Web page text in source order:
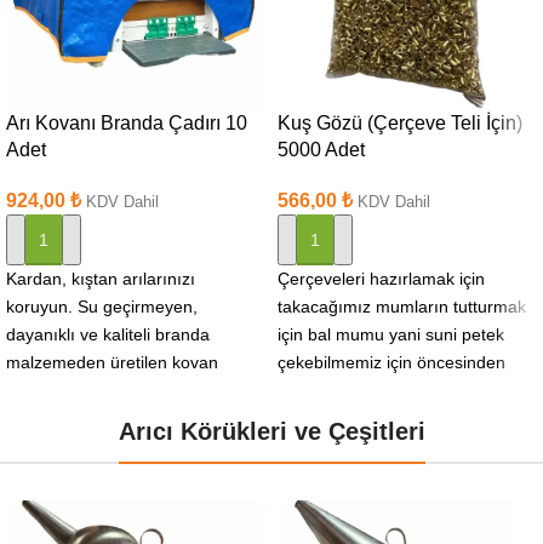
Arı Kovanı Branda Çadırı 10
Adet
924,00 ₺ KDV Dahil
SEPETE EKLE
Kardan, kıştan arılarınızı
koruyun. Su geçirmeyen,
dayanıklı ve kaliteli branda
malzemeden üretilen kovan
Kuş Gözü (Çerçeve Teli İçin)
5000 Adet
566,00 ₺ KDV Dahil
SEPETE EKLE
Çerçeveleri hazırlamak için
takacağımız mumların tutturmak
için bal mumu yani suni petek
çekebilmemiz için öncesinden
Çerçeveye telleri
Arıcı Körükleri ve Çeşitleri